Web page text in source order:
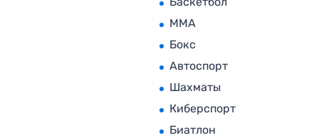
MMA
Бокс
Автоспорт
Шахматы
Киберспорт
Биатлон